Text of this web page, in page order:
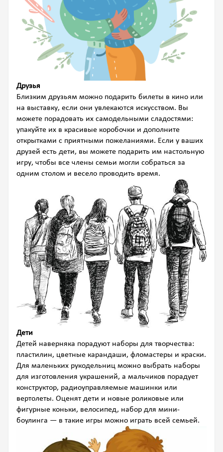
Друзья
Близким друзьям можно подарить билеты в кино или
на выставку, если они увлекаются искусством. Вы
можете порадовать их самодельными сладостями:
упакуйте их в красивые коробочки и дополните
открытками с приятными пожеланиями. Если у ваших
друзей есть дети, вы можете подарить им настольную
игру, чтобы все члены семьи могли собраться за
одним столом и весело проводить время.
Дети
Детей наверняка порадуют наборы для творчества:
пластилин, цветные карандаши, фломастеры и краски.
Для маленьких рукодельниц можно выбрать наборы
для изготовления украшений, а мальчиков порадует
конструктор, радиоуправляемые машинки или
вертолеты. Оценят дети и новые роликовые или
фигурные коньки, велосипед, набор для мини-
боулинга — в такие игры можно играть всей семьей.